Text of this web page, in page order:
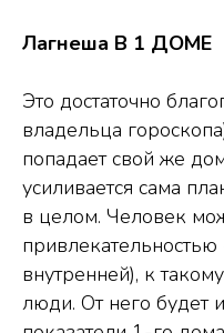
Лагнеша В 1 ДОМЕ
Это достаточно
владельца
попадает свой же
усиливается сама
в целом. Человек
внутренней), к
люди. От него будет